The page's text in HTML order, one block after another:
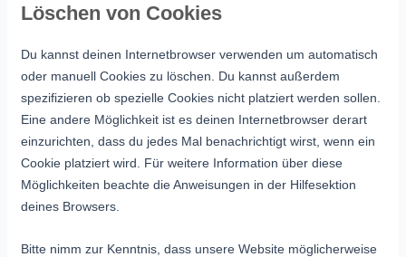
Löschen von Cookies
Du kannst deinen Internetbrowser verwenden um automatisch
oder manuell Cookies zu löschen. Du kannst außerdem
spezifizieren ob spezielle Cookies nicht platziert werden sollen.
Eine andere Möglichkeit ist es deinen Internetbrowser derart
einzurichten, dass du jedes Mal benachrichtigt wirst, wenn ein
Cookie platziert wird. Für weitere Information über diese
Möglichkeiten beachte die Anweisungen in der Hilfesektion
deines Browsers.
Bitte nimm zur Kenntnis, dass unsere Website möglicherweise